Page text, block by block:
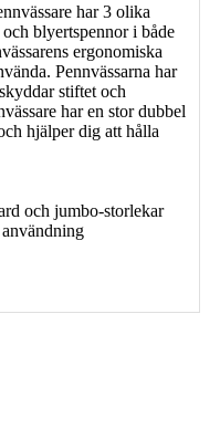
har 3 olika
blyertspennor i både
ergonomiska
Pennvässarna har
stiftet och
har en stor dubbel
hjälper dig att hålla
och jumbo-storlekar